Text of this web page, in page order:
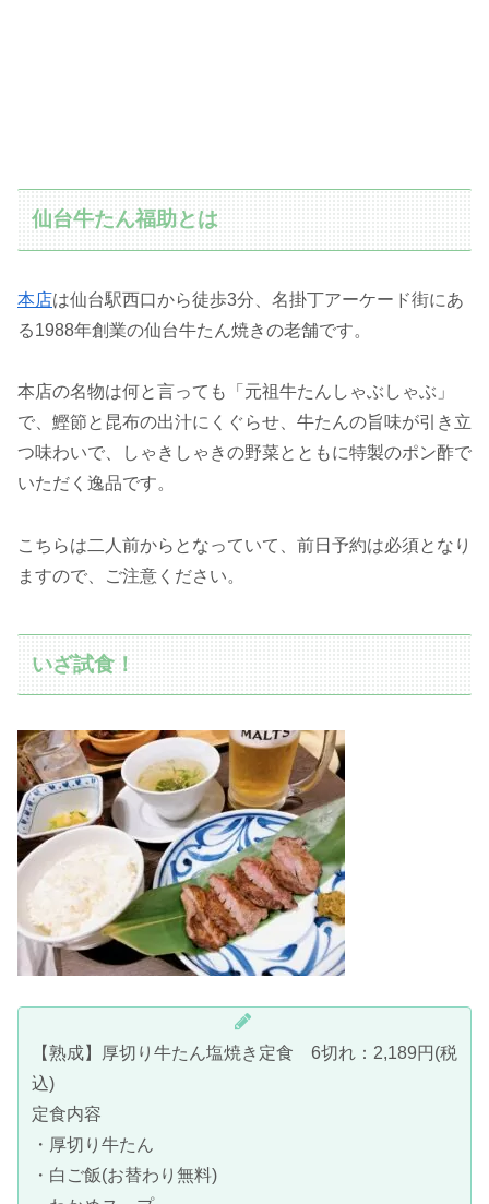
仙台牛たん福助とは
本店は仙台駅西口から徒歩3分、名掛丁アーケード街にあ
る1988年創業の仙台牛たん焼きの老舗です。
本店の名物は何と言っても「元祖牛たんしゃぶしゃぶ」
で、鰹節と昆布の出汁にくぐらせ、牛たんの旨味が引き立
つ味わいで、しゃきしゃきの野菜とともに特製のポン酢で
いただく逸品です。
こちらは二人前からとなっていて、前日予約は必須となり
ますので、ご注意ください。
いざ試食！
【熟成】厚切り牛たん塩焼き定食 6切れ：2,189円(税
込)
定食内容
・厚切り牛たん
・白ご飯(お替わり無料)